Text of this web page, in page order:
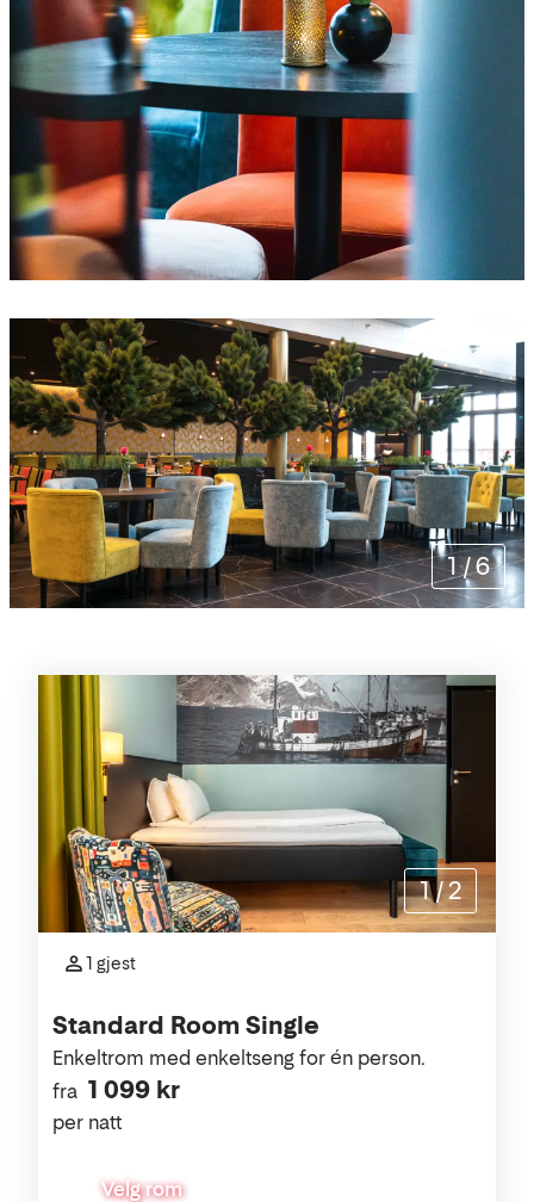
1 /6
Rommene
Standard Room Single
fra 1 099 kr
per natt
Enkeltrom med enkeltseng for én person.
Velg rom
1 gjest
1 /2